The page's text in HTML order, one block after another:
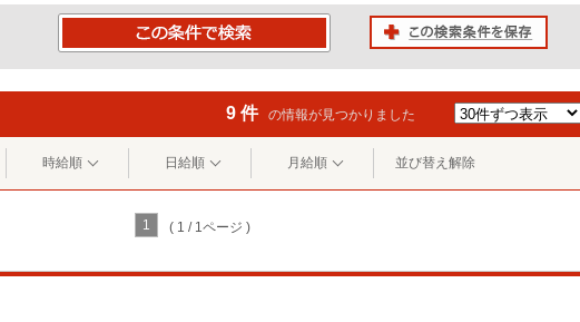
9 件 の情報が見つかりました
時給順 日給順 月給順 並び替え解除
1 ( 1 / 1ページ )